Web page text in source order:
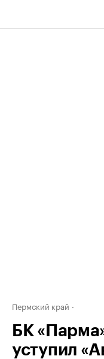
Пермский край
БК
уступил